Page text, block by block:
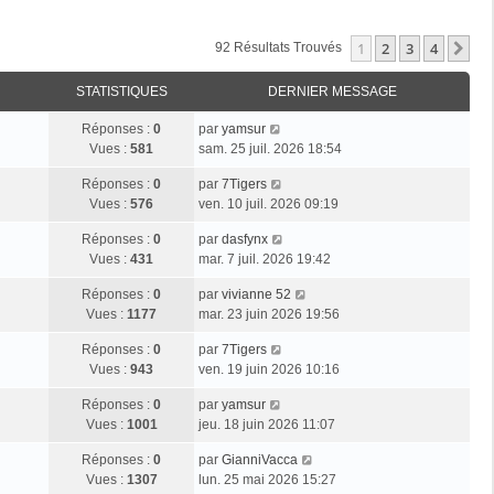
92 Résultats Trouvés 1 2 3 4
STATISTIQUES DERNIER MESSAGE
Réponses : 0
Vues : 581
par yamsur
sam. 25 juil. 2026 18:54
Réponses : 0
Vues : 576
par 7Tigers
ven. 10 juil. 2026 09:19
Réponses : 0
Vues : 431
par dasfynx
mar. 7 juil. 2026 19:42
Réponses : 0
Vues : 1177
par vivianne 52
mar. 23 juin 2026 19:56
Réponses : 0
Vues : 943
par 7Tigers
ven. 19 juin 2026 10:16
Réponses : 0
Vues : 1001
par yamsur
jeu. 18 juin 2026 11:07
Réponses : 0
Vues : 1307
par GianniVacca
lun. 25 mai 2026 15:27